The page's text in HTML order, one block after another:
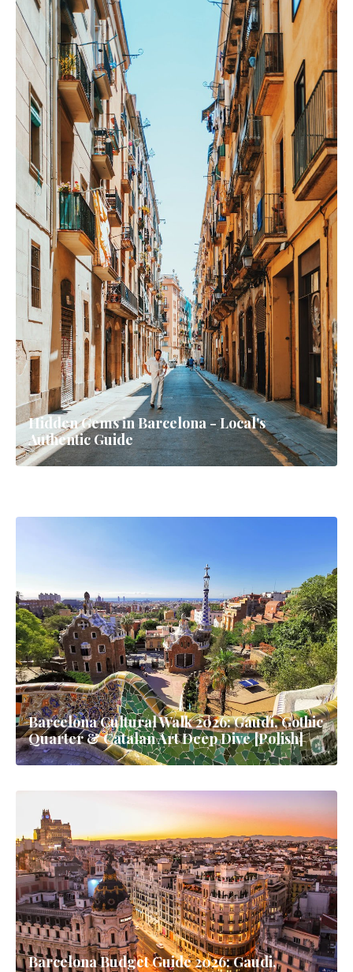
Hidden Gems in Barcelona - Local's
Authentic Guide
6 dni w Barcelonie: Przewodnik dla osób
odwiedzających po raz pierwszy